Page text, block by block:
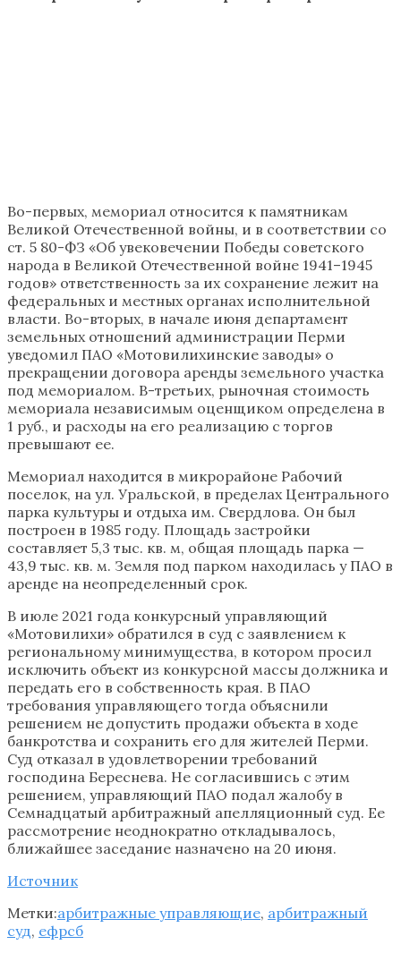
Во-первых, мемориал относится к памятникам
Великой Отечественной войны, и в соответствии со
ст. 5 80-ФЗ «Об увековечении Победы советского
народа в Великой Отечественной войне 1941–1945
годов» ответственность за их сохранение лежит на
федеральных и местных органах исполнительной
власти. Во-вторых, в начале июня департамент
земельных отношений администрации Перми
уведомил ПАО «Мотовилихинские заводы» о
прекращении договора аренды земельного участка
под мемориалом. В-третьих, рыночная стоимость
мемориала независимым оценщиком определена в
1 руб., и расходы на его реализацию с торгов
превышают ее.
Мемориал находится в микрорайоне Рабочий
поселок, на ул. Уральской, в пределах Центрального
парка культуры и отдыха им. Свердлова. Он был
построен в 1985 году. Площадь застройки
составляет 5,3 тыс. кв. м, общая площадь парка —
43,9 тыс. кв. м. Земля под парком находилась у ПАО в
аренде на неопределенный срок.
В июле 2021 года конкурсный управляющий
«Мотовилихи» обратился в суд с заявлением к
региональному минимущества, в котором просил
исключить объект из конкурсной массы должника и
передать его в собственность края. В ПАО
требования управляющего тогда объяснили
решением не допустить продажи объекта в ходе
банкротства и сохранить его для жителей Перми.
Суд отказал в удовлетворении требований
господина Береснева. Не согласившись с этим
решением, управляющий ПАО подал жалобу в
Семнадцатый арбитражный апелляционный суд. Ее
рассмотрение неоднократно откладывалось,
ближайшее заседание назначено на 20 июня.
Источник
Метки:арбитражные управляющие, арбитражный
суд, ефрсб